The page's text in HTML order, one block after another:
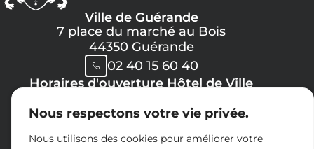
Nous respectons votre vie privée.
Nous utilisons des cookies pour améliorer votre
Ville de Guérande
7 place du marché au Bois
44350 Guérande
02 40 15 60 40
Horaires d'ouverture Hôtel de Ville
Lundi, Mercredi, Jeudi, Vendredi :
08h30 -> 12h00
13h30 -> 17h30